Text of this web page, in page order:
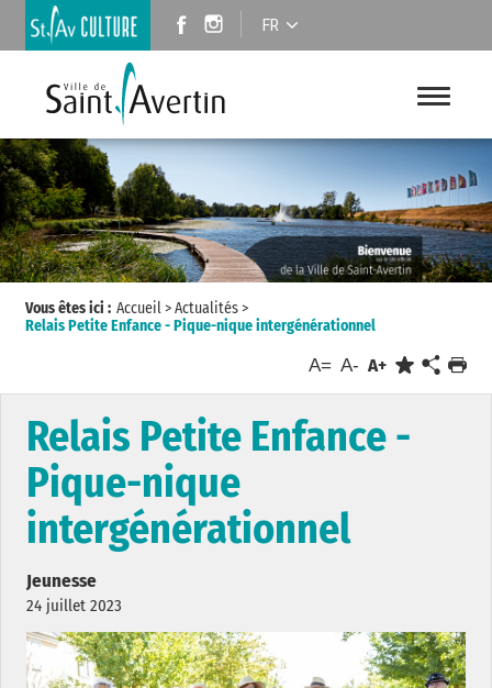
FR
Vous êtes ici : Accueil>Actualités>
Relais Petite Enfance - Pique-nique intergénérationnel
A= A- A+
Relais Petite Enfance -
Pique-nique
intergénérationnel
Jeunesse
24 juillet 2023